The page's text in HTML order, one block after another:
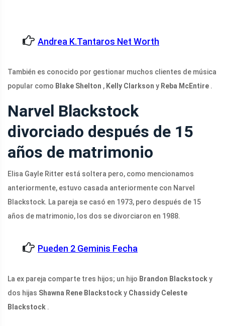
Andrea K.tantaros Net Worth
También es conocido por gestionar muchos clientes de música
popular como Blake Shelton , Kelly Clarkson y Reba McEntire .
Narvel Blackstock
divorciado después de 15
años de matrimonio
Elisa Gayle Ritter está soltera pero, como mencionamos
anteriormente, estuvo casada anteriormente con Narvel
Blackstock. La pareja se casó en 1973, pero después de 15
años de matrimonio, los dos se divorciaron en 1988.
Pueden 2 Geminis Fecha
La ex pareja comparte tres hijos; un hijo Brandon Blackstocky
dos hijas Shawna Rene Blackstocky Chassidy Celeste
Blackstock .